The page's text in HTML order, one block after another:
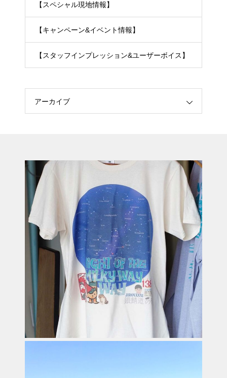
【スペシャル現地情報】
【キャンペーン&イベント情報】
【スタッフインプレッション&ユーザーボイス】
アーカイブ